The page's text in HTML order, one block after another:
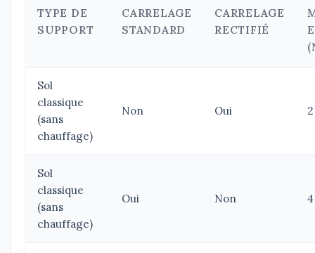
TYPE DE
SUPPORT
CARRELAGE
STANDARD
CARRELAGE
RECTIFIÉ
Sol
classique
(sans
chauffage)
Non Oui
Sol
classique
(sans
chauffage)
Oui Non